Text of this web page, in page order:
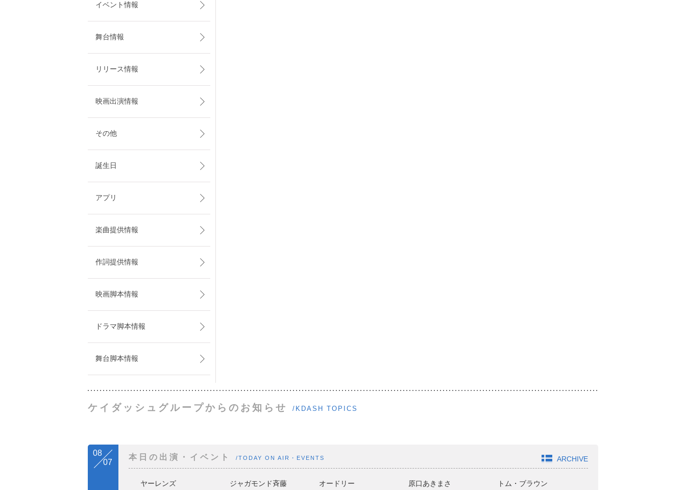
イベント情報
舞台情報
リリース情報
映画出演情報
その他
誕生日
アプリ
楽曲提供情報
作詞提供情報
映画脚本情報
ドラマ脚本情報
舞台脚本情報
ケイダッシュグループからのお知らせ /KDASH TOPICS
08
07
本日の出演・イベント /TODAY ON AIR・EVENTS
ヤーレンズ ジャガモンド斉藤 オードリー 原口あきまさ トム・ブラウン
ARCHIVE